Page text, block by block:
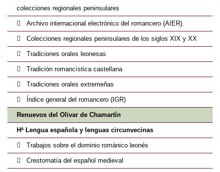
colecciones regionales peninsulares
Archivo internacional electrónico del romancero (AIER).
Colecciones regionales peninsulares de los siglos XIX y XX
Tradiciones orales leonesas
Tradición romancística castellana
Tradiciones orales extremeñas
Índice general del romancero (IGR)
Renuevos del Olivar de Chamartín
Hª Lengua española y lenguas circunvecinas
Trabajos sobre el dominio románico leonés
Crestomatía del español medieval